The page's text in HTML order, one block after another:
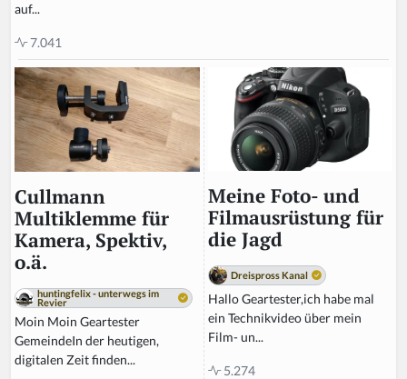
auf...
7.041
Cullmann
Multiklemme für
Kamera, Spektiv,
o.ä.
huntingfelix - unterwegs im
Revier
Moin Moin Geartester
GemeindeIn der heutigen,
digitalen Zeit finden...
Meine Foto- und
Filmausrüstung für
die Jagd
Dreispross Kanal
Hallo Geartester,ich habe mal
ein Technikvideo über mein
Film- un...
5.274